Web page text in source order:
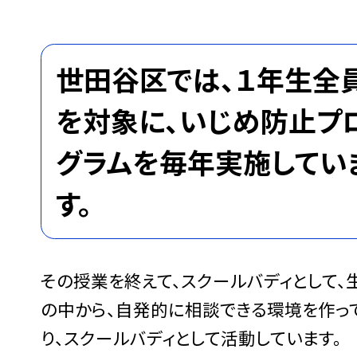
世田谷区では、１年生全
を対象に、いじめ防止プ
グラムを毎年実施してい
す。
その授業を終えて、スクールバディとして、
の中から、自発的に相談できる環境を作っ
り、スクールバディとして活動しています。